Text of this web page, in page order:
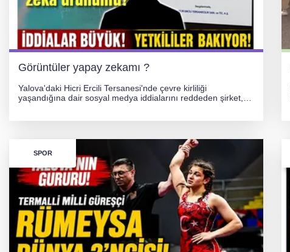
Görüntüler yapay zekamı ?
Yalova'daki Hicri Ercili Tersanesi'nde çevre kirliliği
yaşandığına dair sosyal medya iddialarını reddeden şirket,
SPOR